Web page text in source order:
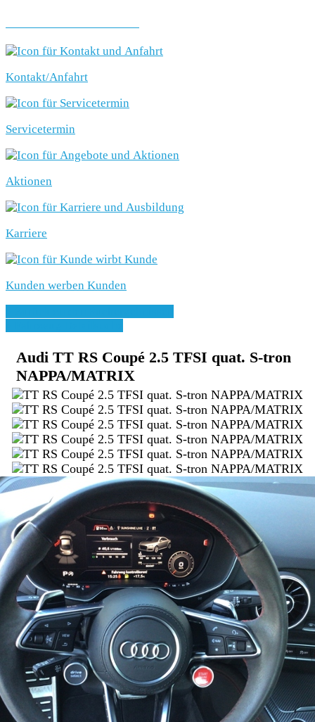
Kontakt/Anfahrt
Servicetermin
Aktionen
Karriere
Kunden werben Kunden
Audi TT RS Coupé 2.5 TFSI quat. S-tron
NAPPA/MATRIX